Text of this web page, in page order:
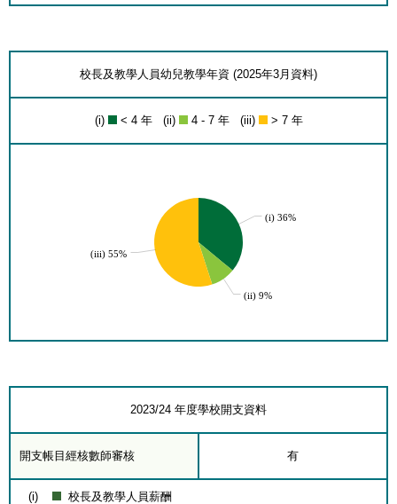
校長及教學人員幼兒教學年資 (2025年3月資料)
(i) < 4 年 (ii) 4 - 7 年 (iii) > 7 年
(i) 36%
(ii) 9%
(iii) 55%
2023/24 年度學校開支資料
開支帳目經核數師審核 有
(i)
校長及教學人員薪酬